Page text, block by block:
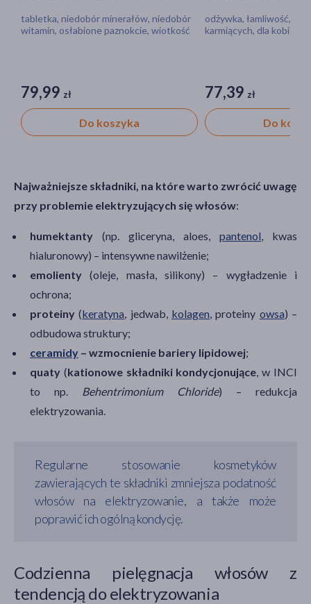
tabletka, niedobór minerałów, niedobór
witamin, osłabione paznokcie, wiotkość
79,99 zł
Do koszyka
odżywka, łamliwość, dla
karmiących, dla kobiet w
77,39 zł
Do
Najważniejsze składniki, na które warto zwrócić uwagę
przy problemie elektryzujących się włosów:
humektanty (np. gliceryna, aloes, pantenol , kwas
hialuronowy) – intensywne nawilżenie;
emolienty (oleje, masła, silikony) – wygładzenie i
ochrona;
proteiny (keratyna , jedwab, kolagen , proteiny owsa) –
odbudowa struktury;
ceramidy – wzmocnienie bariery lipidowej;
quaty (kationowe składniki kondycjonujące , w INCI
to np.
Behentrimonium Chloride) – redukcja
elektryzowania.
Regularne stosowanie kosmetyków
zawierających te składniki zmniejsza podatność
włosów na elektryzowanie, a także może
poprawić ich ogólną kondycję.
Codzienna pielęgnacja włosów z
tendencją do elektryzowania